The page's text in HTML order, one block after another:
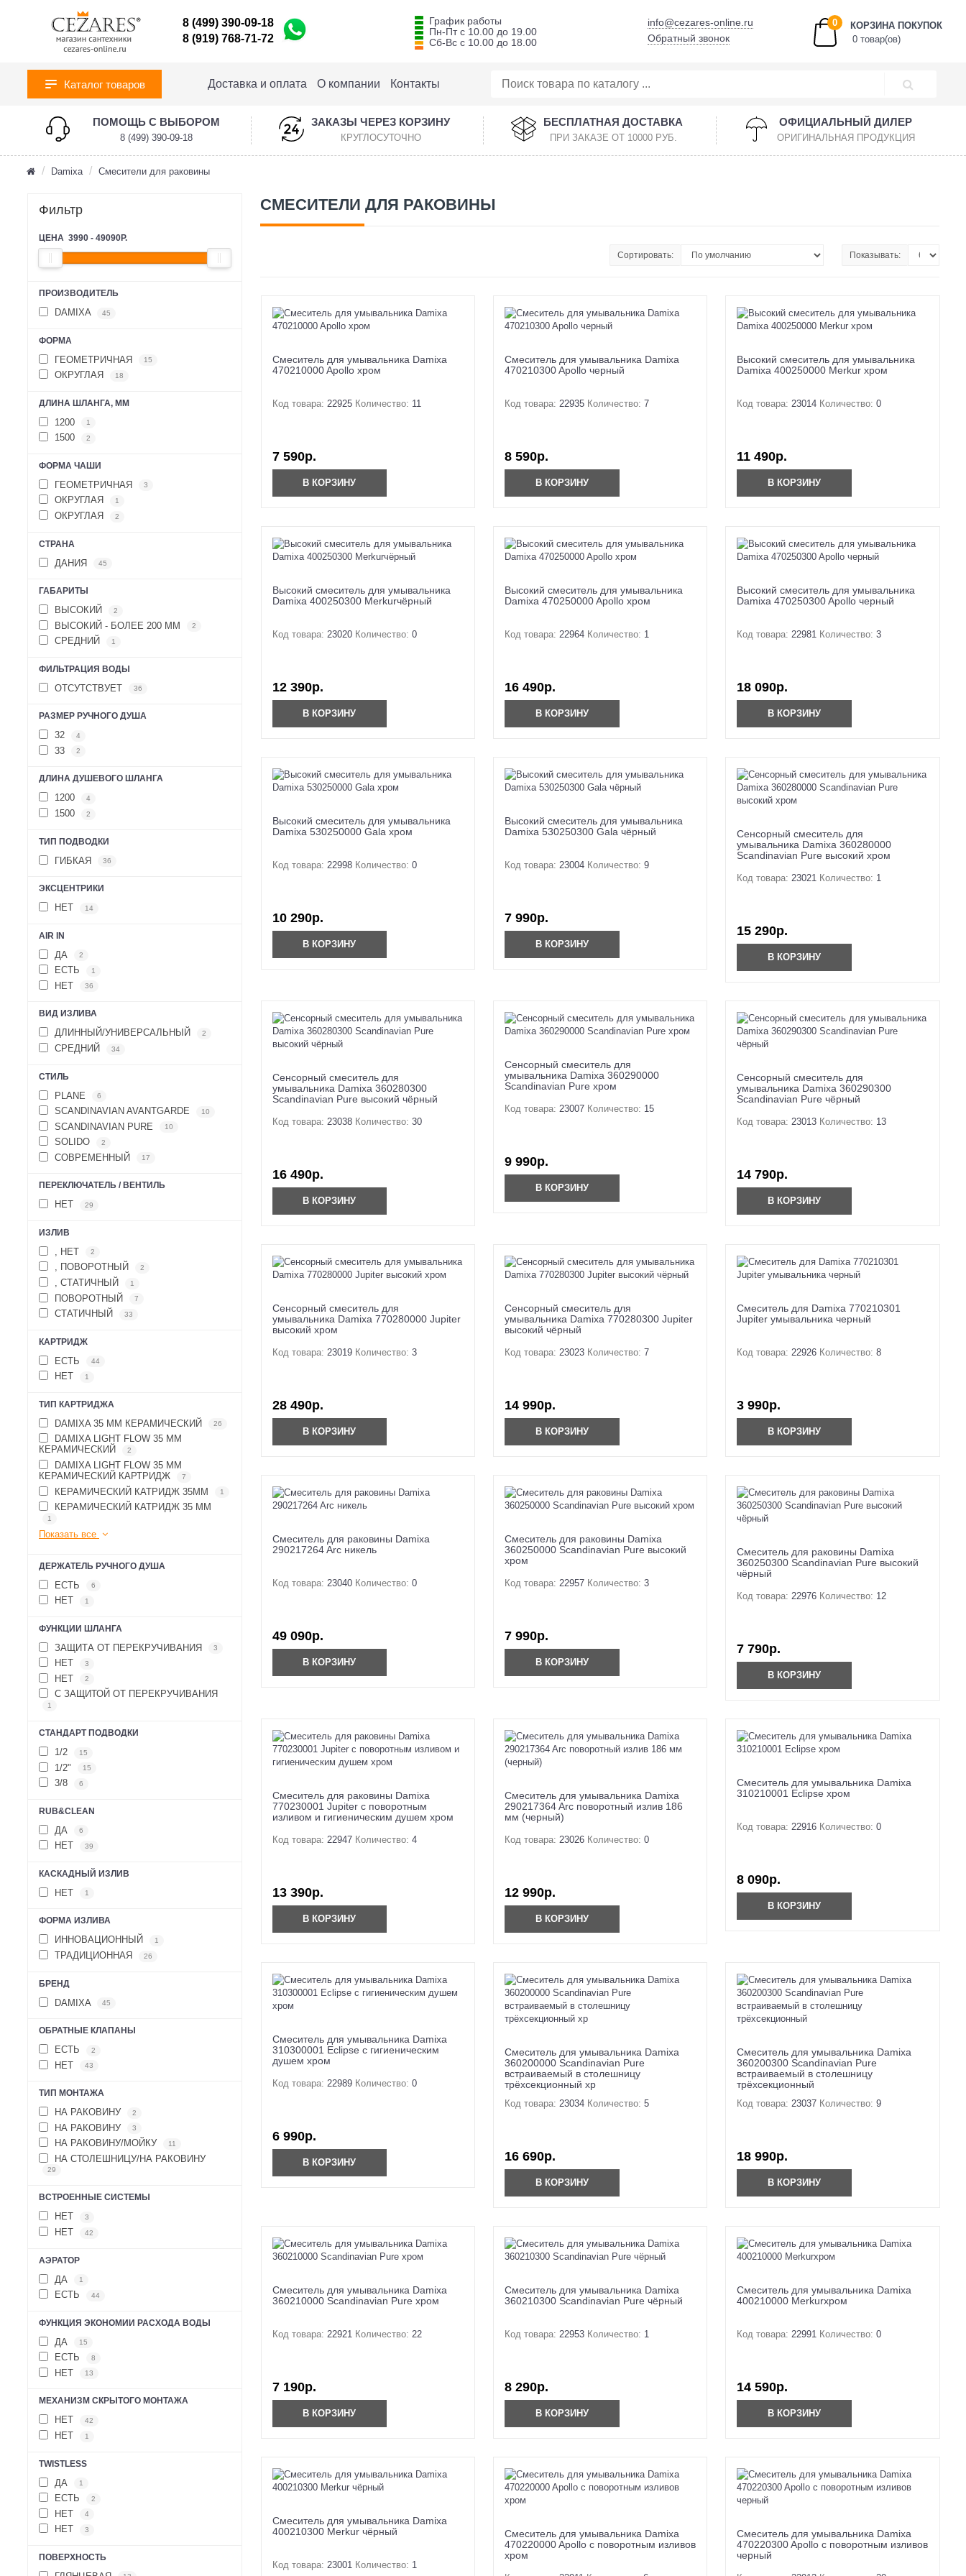
8 (499) 390-09-18
8 (919) 768-71-72
График работы
Пн-Пт с 10.00 до 19.00
Сб-Вс с 10.00 до 18.00
info@cezares-online.ru
Обратный звонок
0
КОРЗИНА ПОКУПОК
0 товар(ов)
Каталог товаров Доставка и оплата О компании Контакты
ПОМОЩЬ С ВЫБОРОМ
8 (499) 390-09-18
ЗАКАЗЫ ЧЕРЕЗ КОРЗИНУ
КРУГЛОСУТОЧНО
БЕСПЛАТНАЯ ДОСТАВКА
ПРИ ЗАКАЗЕ ОТ 10000 РУБ.
ОФИЦИАЛЬНЫЙ ДИЛЕР
ОРИГИНАЛЬНАЯ ПРОДУКЦИЯ
Damixa Смесители для раковины
Фильтр
ЦЕНА 3990 - 49090Р.
ПРОИЗВОДИТЕЛЬ
DAMIXA 45
ФОРМА
ГЕОМЕТРИЧНАЯ 15
ОКРУГЛАЯ 18
ДЛИНА ШЛАНГА, ММ
1200 1
1500 2
ФОРМА ЧАШИ
ГЕОМЕТРИЧНАЯ 3
ОКРУГЛАЯ 1
ОКРУГЛАЯ 2
СТРАНА
ДАНИЯ 45
ГАБАРИТЫ
ВЫСОКИЙ 2
ВЫСОКИЙ - БОЛЕЕ 200 ММ 2
СРЕДНИЙ 1
ФИЛЬТРАЦИЯ ВОДЫ
ОТСУТСТВУЕТ 36
РАЗМЕР РУЧНОГО ДУША
32 4
33 2
ДЛИНА ДУШЕВОГО ШЛАНГА
1200 4
1500 2
ТИП ПОДВОДКИ
ГИБКАЯ 36
ЭКСЦЕНТРИКИ
НЕТ 14
AIR IN
ДА 2
ЕСТЬ 1
НЕТ 36
ВИД ИЗЛИВА
ДЛИННЫЙ/УНИВЕРСАЛЬНЫЙ 2
СРЕДНИЙ 34
СТИЛЬ
PLANE 6
SCANDINAVIAN AVANTGARDE 10
SCANDINAVIAN PURE 10
SOLIDO 2
СОВРЕМЕННЫЙ 17
ПЕРЕКЛЮЧАТЕЛЬ / ВЕНТИЛЬ
НЕТ 29
ИЗЛИВ
, НЕТ 2
, ПОВОРОТНЫЙ 2
, СТАТИЧНЫЙ 1
ПОВОРОТНЫЙ 7
СТАТИЧНЫЙ 33
КАРТРИДЖ
ЕСТЬ 44
НЕТ 1
ТИП КАРТРИДЖА
DAMIXA 35 ММ КЕРАМИЧЕСКИЙ 26
DAMIXA LIGHT FLOW 35 ММ
КЕРАМИЧЕСКИЙ
2
DAMIXA LIGHT FLOW 35 ММ
КЕРАМИЧЕСКИЙ КАРТРИДЖ
7
КЕРАМИЧЕСКИЙ КАТРИДЖ 35ММ 1
КЕРАМИЧЕСКИЙ КАТРИДЖ 35 ММ
1
Показать все
ДЕРЖАТЕЛЬ РУЧНОГО ДУША
ЕСТЬ 6
НЕТ 1
ФУНКЦИИ ШЛАНГА
ЗАЩИТА ОТ ПЕРЕКРУЧИВАНИЯ 3
НЕТ 3
НЕТ 2
С ЗАЩИТОЙ ОТ ПЕРЕКРУЧИВАНИЯ
1
СТАНДАРТ ПОДВОДКИ
1/2 15
1/2" 15
3/8 6
RUB&CLEAN
ДА 6
НЕТ 39
КАСКАДНЫЙ ИЗЛИВ
НЕТ 1
ФОРМА ИЗЛИВА
ИННОВАЦИОННЫЙ 1
ТРАДИЦИОННАЯ 26
БРЕНД
DAMIXA 45
ОБРАТНЫЕ КЛАПАНЫ
ЕСТЬ 2
НЕТ 43
ТИП МОНТАЖА
НА РАКОВИНУ 2
НА РАКОВИНУ 3
НА РАКОВИНУ/МОЙКУ 11
НА СТОЛЕШНИЦУ/НА РАКОВИНУ
29
ВСТРОЕННЫЕ СИСТЕМЫ
НЕТ 3
НЕТ 42
АЭРАТОР
ДА 1
ЕСТЬ 44
ФУНКЦИЯ ЭКОНОМИИ РАСХОДА ВОДЫ
ДА 15
ЕСТЬ 8
НЕТ 13
МЕХАНИЗМ СКРЫТОГО МОНТАЖА
НЕТ 42
НЕТ 1
TWISTLESS
ДА 1
ЕСТЬ 2
НЕТ 4
НЕТ 3
ПОВЕРХНОСТЬ
СМЕСИТЕЛИ ДЛЯ РАКОВИНЫ
Сортировать: Показывать:
Cмеситель для умывальника Damixa
470210000 Apollo хром
Код товара: 22925 Количество: 11
7 590р.
В КОРЗИНУ
Cмеситель для умывальника Damixa
470210300 Apollo черный
Код товара: 22935 Количество: 7
8 590р.
В КОРЗИНУ
Высокий смеситель для умывальника
Damixa 400250000 Merkur хром
Код товара: 23014 Количество: 0
11 490р.
В КОРЗИНУ
Высокий смеситель для умывальника
Damixa 400250300 Merkurчёрный
Код товара: 23020 Количество: 0
12 390р.
В КОРЗИНУ
Высокий смеситель для умывальника
Damixa 470250000 Apollo хром
Код товара: 22964 Количество: 1
16 490р.
В КОРЗИНУ
Высокий смеситель для умывальника
Damixa 470250300 Apollo черный
Код товара: 22981 Количество: 3
18 090р.
В КОРЗИНУ
Высокий смеситель для умывальника
Damixa 530250000 Gala хром
Код товара: 22998 Количество: 0
10 290р.
В КОРЗИНУ
Высокий смеситель для умывальника
Damixa 530250300 Gala чёрный
Код товара: 23004 Количество: 9
7 990р.
В КОРЗИНУ
Сенсорный смеситель для
умывальника Damixa 360280000
Scandinavian Pure высокий хром
Код товара: 23021 Количество: 1
15 290р.
В КОРЗИНУ
Сенсорный смеситель для
умывальника Damixa 360280300
Scandinavian Pure высокий чёрный
Код товара: 23038 Количество: 30
16 490р.
В КОРЗИНУ
Сенсорный смеситель для
умывальника Damixa 360290000
Scandinavian Pure хром
Код товара: 23007 Количество: 15
9 990р.
В КОРЗИНУ
Сенсорный смеситель для
умывальника Damixa 360290300
Scandinavian Pure чёрный
Код товара: 23013 Количество: 13
14 790р.
В КОРЗИНУ
Сенсорный смеситель для
умывальника Damixa 770280000 Jupiter
высокий хром
Код товара: 23019 Количество: 3
28 490р.
В КОРЗИНУ
Сенсорный смеситель для
умывальника Damixa 770280300 Jupiter
высокий чёрный
Код товара: 23023 Количество: 7
14 990р.
В КОРЗИНУ
Смеситель для Damixa 770210301
Jupiter умывальника черный
Код товара: 22926 Количество: 8
3 990р.
В КОРЗИНУ
Смеситель для раковины Damixa
290217264 Arc никель
Код товара: 23040 Количество: 0
49 090р.
В КОРЗИНУ
Смеситель для раковины Damixa
360250000 Scandinavian Pure высокий
хром
Код товара: 22957 Количество: 3
7 990р.
В КОРЗИНУ
Смеситель для раковины Damixa
360250300 Scandinavian Pure высокий
чёрный
Код товара: 22976 Количество: 12
7 790р.
В КОРЗИНУ
Смеситель для раковины Damixa
770230001 Jupiter с поворотным
изливом и гигиеническим душем хром
Код товара: 22947 Количество: 4
13 390р.
В КОРЗИНУ
Смеситель для умывальника Damixa
290217364 Arc поворотный излив 186
мм (черный)
Код товара: 23026 Количество: 0
12 990р.
В КОРЗИНУ
Смеситель для умывальника Damixa
310210001 Eclipse хром
Код товара: 22916 Количество: 0
8 090р.
В КОРЗИНУ
Смеситель для умывальника Damixa
310300001 Eclipse с гигиеническим
душем хром
Код товара: 22989 Количество: 0
6 990р.
В КОРЗИНУ
Смеситель для умывальника Damixa
360200000 Scandinavian Pure
встраиваемый в столешницу
трёхсекционный хр
Код товара: 23034 Количество: 5
16 690р.
В КОРЗИНУ
Смеситель для умывальника Damixa
360200300 Scandinavian Pure
встраиваемый в столешницу
трёхсекционный
Код товара: 23037 Количество: 9
18 990р.
В КОРЗИНУ
Смеситель для умывальника Damixa
360210000 Scandinavian Pure хром
Код товара: 22921 Количество: 22
7 190р.
В КОРЗИНУ
Смеситель для умывальника Damixa
360210300 Scandinavian Pure чёрный
Код товара: 22953 Количество: 1
8 290р.
В КОРЗИНУ
Смеситель для умывальника Damixa
400210000 Merkurхром
Код товара: 22991 Количество: 0
14 590р.
В КОРЗИНУ
Смеситель для умывальника Damixa
400210300 Merkur чёрный
Код товара: 23001 Количество: 1
Смеситель для умывальника Damixa
470220000 Apollo с поворотным изливов
хром
Смеситель для умывальника Damixa
470220300 Apollo с поворотным изливов
черный